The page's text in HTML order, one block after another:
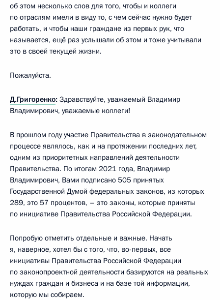
об этом несколько слов для того, чтобы и коллеги
по отраслям имели в виду то, с чем сейчас нужно будет
работать, и чтобы наши граждане из первых рук, что
называется, ещё раз услышали об этом и тоже учитывали
это в своей текущей жизни.
Пожалуйста.
Д.Григоренко: Здравствуйте, уважаемый Владимир
Владимирович, уважаемые коллеги!
В прошлом году участие Правительства в законодательном
процессе являлось, как и на протяжении последних лет,
одним из приоритетных направлений деятельности
Правительства. По итогам 2021 года, Владимир
Владимирович, Вами подписано 505 принятых
Государственной Думой федеральных законов, из которых
289, это 57 процентов, – это законы, которые приняты
по инициативе Правительства Российской Федерации.
Попробую отметить отдельные и важные. Начать
я, наверное, хотел бы с того, что, во-первых, все
инициативы Правительства Российской Федерации
по законопроектной деятельности базируются на реальных
нуждах граждан и бизнеса и на базе той информации,
которую мы собираем.